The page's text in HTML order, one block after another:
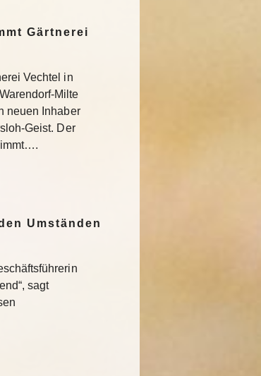
Gärtnerei
Vechtel in
Milte
neuen Inhaber
Geist. Der
Umständen
sagt